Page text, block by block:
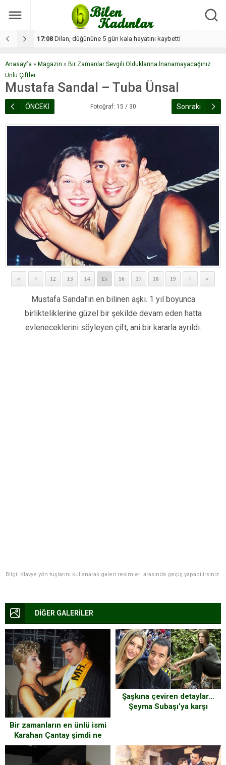
17:08 Dilan, düğününe 5 gün kala hayatını kaybetti
Anasayfa » Magazin » Bir Zamanlar Sevgili Olduklarına İnanamayacağınız
Ünlü Çiftler
Mustafa Sandal – Tuba Ünsal
ÖNCEKİ Fotoğraf: 15 / 30 Sonraki
« < 12 13 14 15 16 17 18 19 > »
Mustafa Sandal’ın en bilinen aşkı. 1 yıl boyunca
birlikteliklerine güzel bir şekilde devam eden hatta
evleneceklerini söyleyen çift, ani bir kararla ayrıldı.
Bilgi: Klavye yön tuşlarını kullanarak galeri resimleri arasında geçiş yapabilirsiniz.
DİĞER GALERİLER
Bir zamanların en ünlü ismi
Karahan Çantay şimdi ne
yapıyor?
Şaşkına çeviren detaylar…
Şeyma Subaşı’ya karşı